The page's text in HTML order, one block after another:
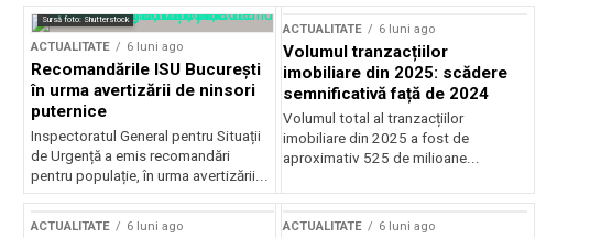
Sursă foto: Shutterstock
ACTUALITATE 6 luni ago
Recomandările ISU București
în urma avertizării de ninsori
puternice
Inspectoratul General pentru Situații
de Urgență a emis recomandări
pentru populație, în urma avertizării...
ACTUALITATE 6 luni ago
Volumul tranzacțiilor
imobiliare din 2025: scădere
semnificativă față de 2024
Volumul total al tranzacțiilor
imobiliare din 2025 a fost de
aproximativ 525 de milioane...
ACTUALITATE 6 luni ago ACTUALITATE 6 luni ago